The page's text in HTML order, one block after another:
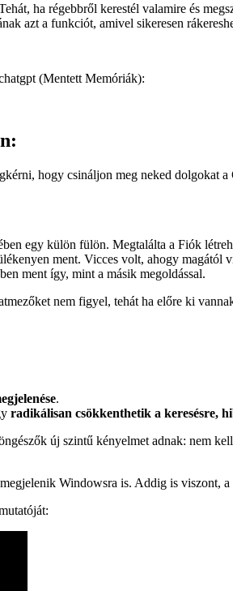
ha régebbről kerestél valamire és
azt a funkciót, amivel sikeresen
(Mentett Memóriák):
hogy csináljon meg neked dolgokat
egy külön fülön. Megtalálta a Fiók
ment. Vicces volt, ahogy
ment így, mint a másik megoldással.
nem figyel, tehát ha előre ki
.
radikálisan csökkenthetik a keresésre,
új szintű kényelmet adnak: nem
Windowsra is. Addig is